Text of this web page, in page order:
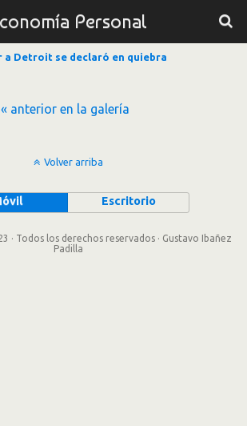
Personal
a Detroit se declaró en quiebra
« anterior en la galería
Volver arriba
Escritorio
· Todos los derechos reservados · Gustavo Ibañez
Padilla